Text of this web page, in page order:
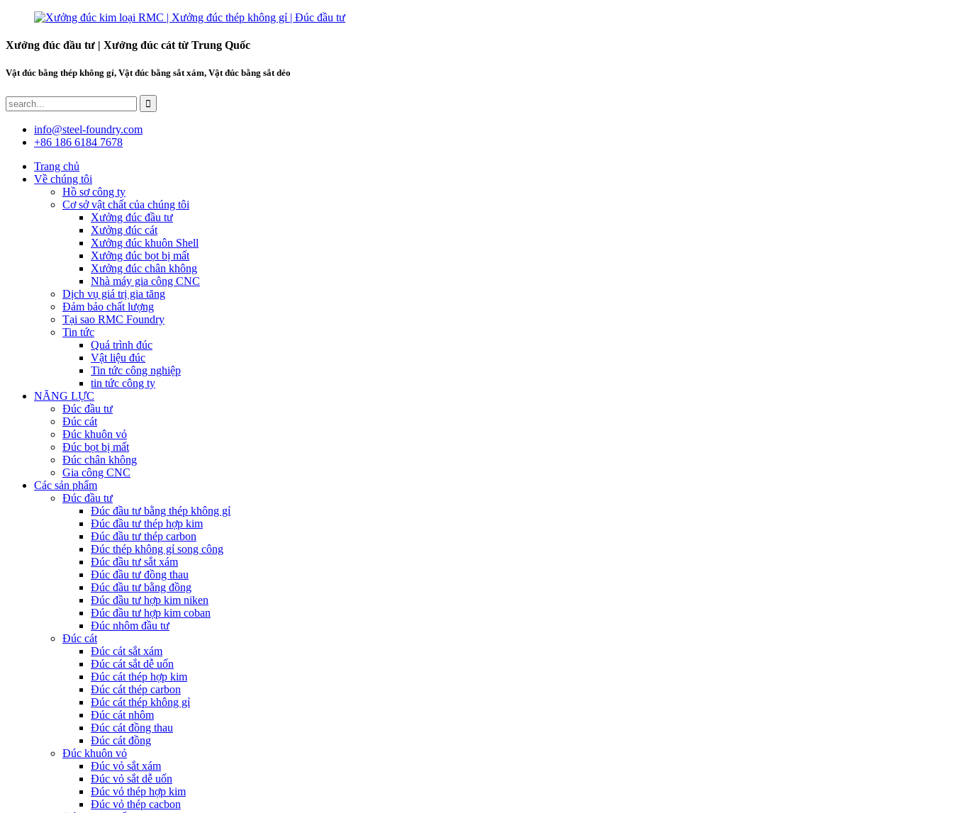
Xưởng đúc đầu tư | Xưởng đúc cát từ Trung Quốc
Vật đúc bằng thép không gỉ, Vật đúc bằng sắt xám, Vật đúc bằng sắt dẻo
info@steel-foundry.com
+86 186 6184 7678
Trang chủ
Về chúng tôi
Hồ sơ công ty
Cơ sở vật chất của chúng tôi
Xưởng đúc đầu tư
Xưởng đúc cát
Xưởng đúc khuôn Shell
Xưởng đúc bọt bị mất
Xưởng đúc chân không
Nhà máy gia công CNC
Dịch vụ giá trị gia tăng
Đảm bảo chất lượng
Tại sao RMC Foundry
Tin tức
Quá trình đúc
Vật liệu đúc
Tin tức công nghiệp
tin tức công ty
NĂNG LỰC
Đúc đầu tư
Đúc cát
Đúc khuôn vỏ
Đúc bọt bị mất
Đúc chân không
Gia công CNC
Các sản phẩm
Đúc đầu tư
Đúc đầu tư bằng thép không gỉ
Đúc đầu tư thép hợp kim
Đúc đầu tư thép carbon
Đúc thép không gỉ song công
Đúc đầu tư sắt xám
Đúc đầu tư đồng thau
Đúc đầu tư bằng đồng
Đúc đầu tư hợp kim niken
Đúc đầu tư hợp kim coban
Đúc nhôm đầu tư
Đúc cát
Đúc cát sắt xám
Đúc cát sắt dễ uốn
Đúc cát thép hợp kim
Đúc cát thép carbon
Đúc cát thép không gỉ
Đúc cát nhôm
Đúc cát đồng thau
Đúc cát đồng
Đúc khuôn vỏ
Đúc vỏ sắt xám
Đúc vỏ sắt dễ uốn
Đúc vỏ thép hợp kim
Đúc vỏ thép cacbon